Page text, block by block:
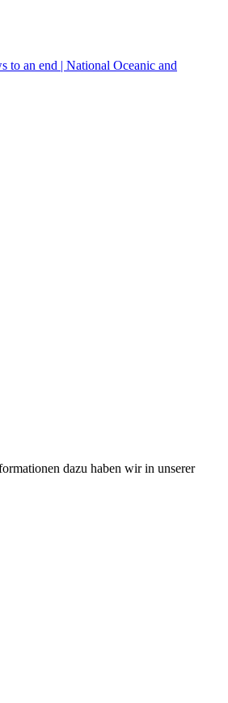
to an end | National Oceanic and
dazu haben wir in unserer